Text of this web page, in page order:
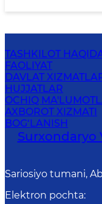
TASHKILOT
FAOLIYAT
DAVLAT
HUJJATLAR
OCHIQ
AXBOROT XIZMATI
BOG‘LANISH
Surxondaryo
Sariosiyo tumani,
Elektron pochta: